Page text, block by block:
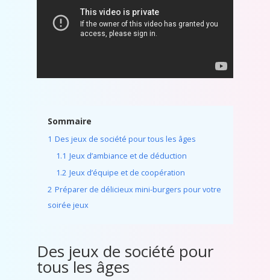
Sommaire
1 Des jeux de société pour tous les âges
1.1 Jeux d’ambiance et de déduction
1.2 Jeux d’équipe et de coopération
2 Préparer de délicieux mini-burgers pour votre
soirée jeux
Des jeux de société pour
tous les âges